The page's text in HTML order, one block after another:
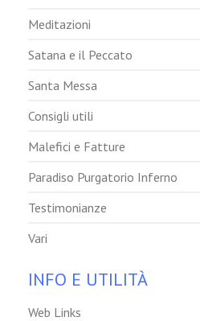
Meditazioni
Satana e il Peccato
Santa Messa
Consigli utili
Malefici e Fatture
Paradiso Purgatorio Inferno
Testimonianze
Vari
INFO E UTILITÀ
Web Links